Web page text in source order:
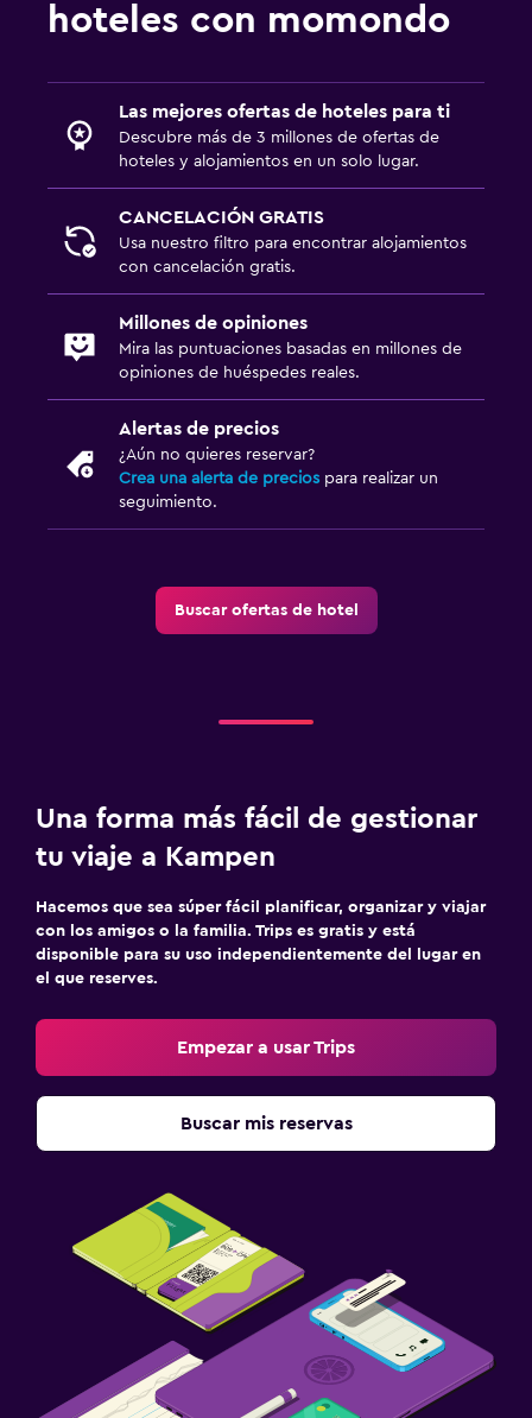
hoteles con momondo
Las mejores ofertas de hoteles para ti
Descubre más de 3 millones de ofertas de
hoteles y alojamientos en un solo lugar.
CANCELACIÓN GRATIS
Usa nuestro filtro para encontrar alojamientos
con cancelación gratis.
Millones de opiniones
Mira las puntuaciones basadas en millones de
opiniones de huéspedes reales.
Alertas de precios
¿Aún no quieres reservar?
Crea una alerta de precios para realizar un
seguimiento.
Buscar ofertas de hotel
Una forma más fácil de gestionar
tu viaje a Kampen
Hacemos que sea súper fácil planificar, organizar y viajar
con los amigos o la familia. Trips es gratis y está
disponible para su uso independientemente del lugar en
el que reserves.
Empezar a usar Trips
Buscar mis reservas